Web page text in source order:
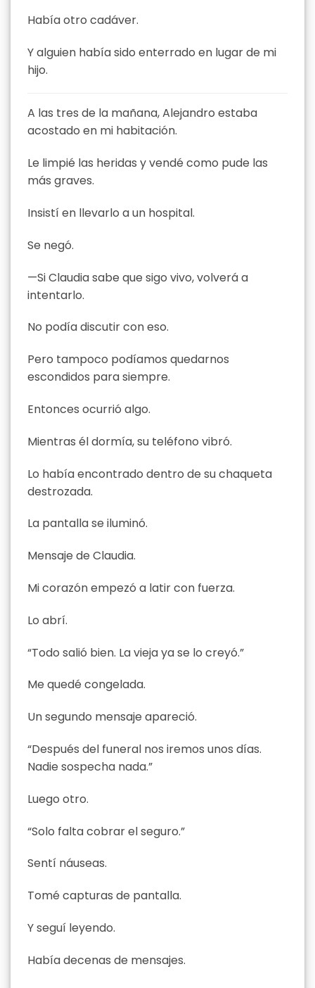
Había otro cadáver.
Y alguien había sido enterrado en lugar de mi
hijo.
A las tres de la mañana, Alejandro estaba
acostado en mi habitación.
Le limpié las heridas y vendé como pude las
más graves.
Insistí en llevarlo a un hospital.
Se negó.
—Si Claudia sabe que sigo vivo, volverá a
intentarlo.
No podía discutir con eso.
Pero tampoco podíamos quedarnos
escondidos para siempre.
Entonces ocurrió algo.
Mientras él dormía, su teléfono vibró.
Lo había encontrado dentro de su chaqueta
destrozada.
La pantalla se iluminó.
Mensaje de Claudia.
Mi corazón empezó a latir con fuerza.
Lo abrí.
“Todo salió bien. La vieja ya se lo creyó.”
Me quedé congelada.
Un segundo mensaje apareció.
“Después del funeral nos iremos unos días.
Nadie sospecha nada.”
Luego otro.
“Solo falta cobrar el seguro.”
Sentí náuseas.
Tomé capturas de pantalla.
Y seguí leyendo.
Había decenas de mensajes.